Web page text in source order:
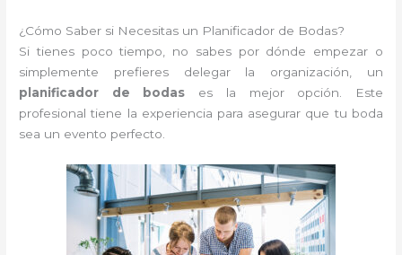
¿Cómo Saber si Necesitas un Planificador de Bodas?
Si tienes poco tiempo, no sabes por dónde empezar o
simplemente prefieres delegar la organización, un
planificador de bodas es la mejor opción. Este
profesional tiene la experiencia para asegurar que tu boda
sea un evento perfecto.